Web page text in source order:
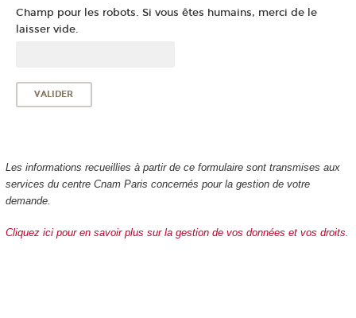
Champ pour les robots. Si vous êtes humains, merci de le
laisser vide.
Les informations recueillies à partir de ce formulaire sont transmises aux
services du centre Cnam Paris concernés pour la gestion de votre
demande.
Cliquez ici pour en savoir plus sur la gestion de vos données et vos droits.